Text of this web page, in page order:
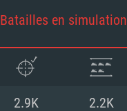
Batailles en simulation
2.9K 2.2K